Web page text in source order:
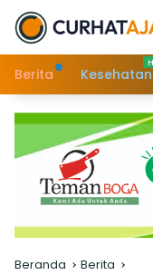
Langsung
konten
Berita
Kesehatan
Beranda Berita